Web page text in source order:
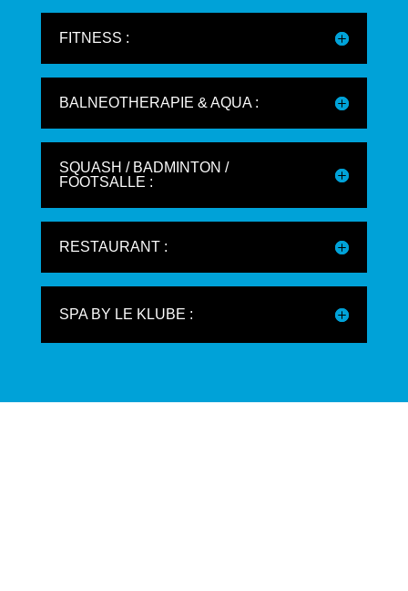
FITNESS :
BALNEOTHERAPIE & AQUA :
SQUASH / BADMINTON /
FOOTSALLE :
RESTAURANT :
SPA BY LE KLUBE :